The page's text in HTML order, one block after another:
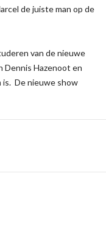
de juiste man op de
van de nieuwe
Dennis Hazenoot en
is. De nieuwe show